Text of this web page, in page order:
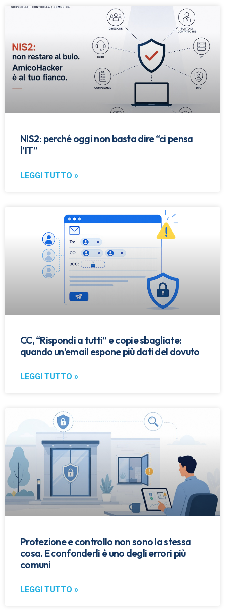
NIS2: perché oggi non basta dire “ci pensa
l’IT”
LEGGI TUTTO »
CC, “Rispondi a tutti” e copie sbagliate:
quando un’email espone più dati del dovuto
LEGGI TUTTO »
Protezione e controllo non sono la stessa
cosa. E confonderli è uno degli errori più
comuni
LEGGI TUTTO »